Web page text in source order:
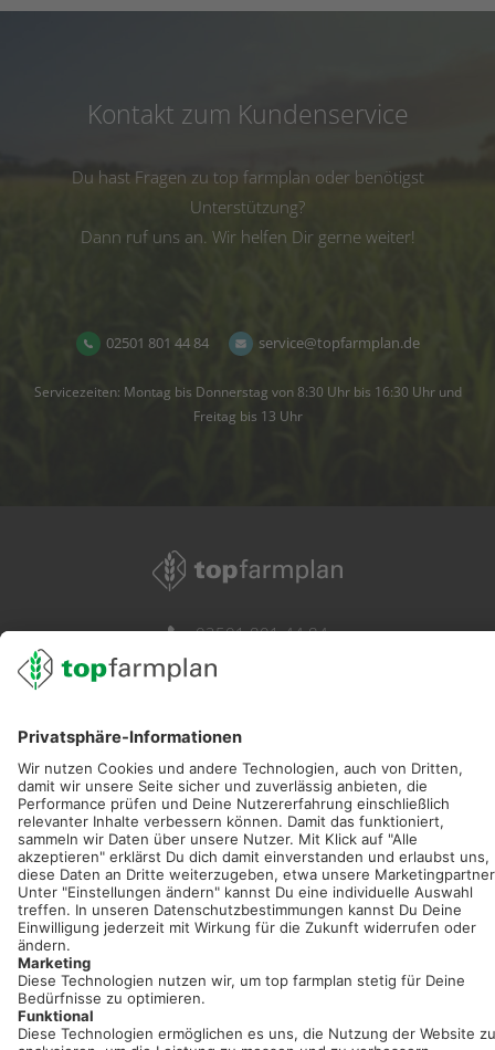
Kontakt zum Kundenservice
Du hast Fragen zu top farmplan oder benötigst
Unterstützung?
Dann ruf uns an. Wir helfen Dir gerne weiter!
02501 801 44 84 service@topfarmplan.de
Servicezeiten: Montag bis Donnerstag von 8:30 Uhr bis 16:30 Uhr und
Freitag bis 13 Uhr
02501 801 44 84
service@topfarmplan.de
Sei immer auf dem Laufenden!
Neue Features, spannende Tipps und hilfreiche Anleitungen!
Optimiere Dein Agrarbüro -
einfach und bequem!